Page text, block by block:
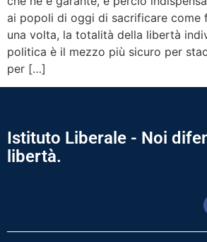
ai popoli di oggi di sacrificare come
una volta, la totalità della libertà
politica è il mezzo più sicuro per
per […]
Istituto Liberale - Noi
libertà.